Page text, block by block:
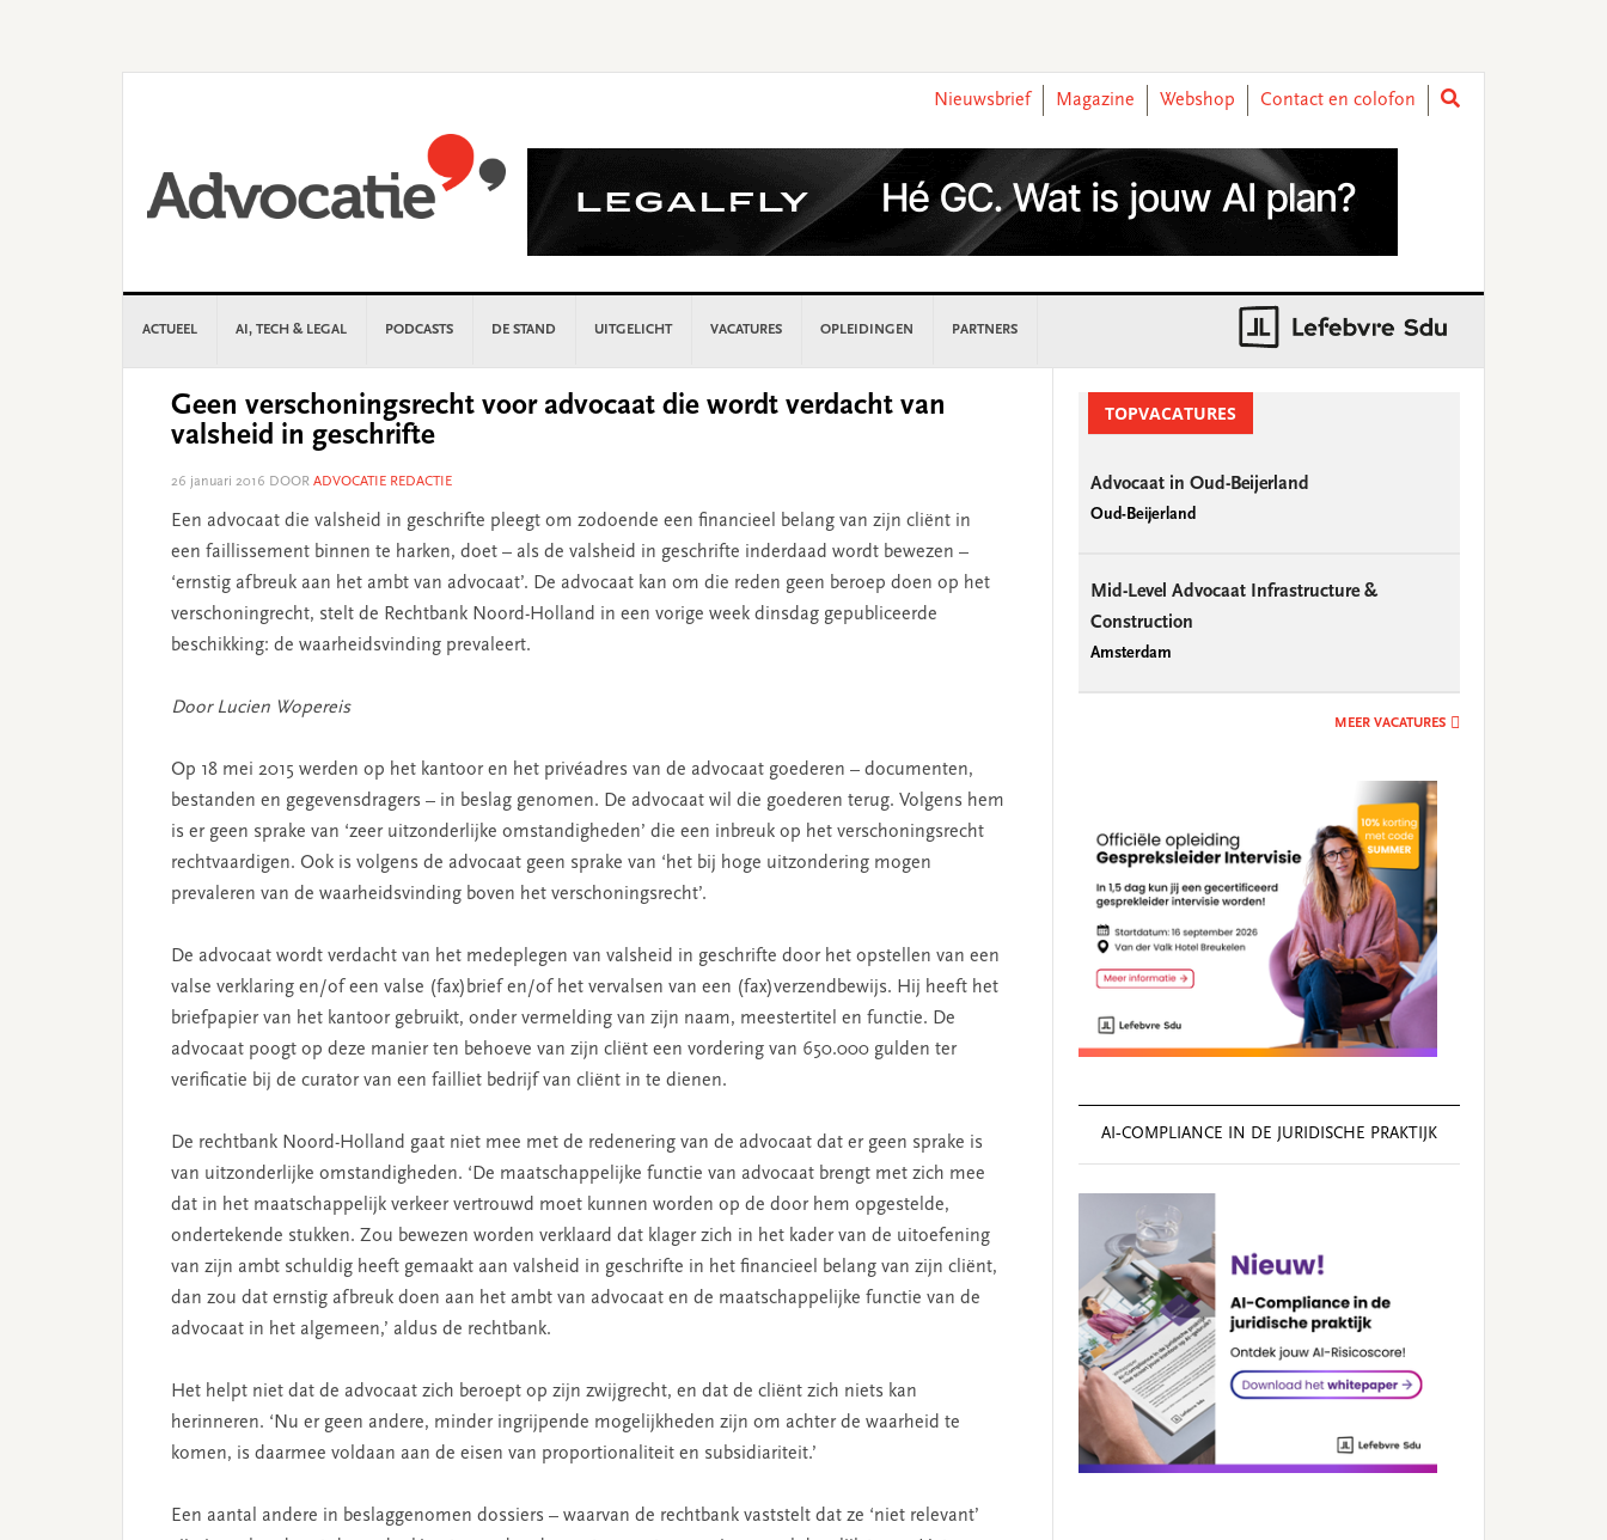
Nieuwsbrief
Magazine Webshop Contact en colofon
ACTUEEL AI, TECH & LEGAL PODCASTS DE STAND UITGELICHT VACATURES OPLEIDINGEN PARTNERS
Geen verschoningsrecht voor advocaat die wordt verdacht van
valsheid in geschrifte
26 januari 2016 DOOR ADVOCATIE REDACTIE
Een advocaat die valsheid in geschrifte pleegt om zodoende een financieel belang van zijn cliënt in
een faillissement binnen te harken, doet – als de valsheid in geschrifte inderdaad wordt bewezen –
‘ernstig afbreuk aan het ambt van advocaat’. De advocaat kan om die reden geen beroep doen op het
verschoningrecht, stelt de Rechtbank Noord-Holland in een vorige week dinsdag gepubliceerde
beschikking: de waarheidsvinding prevaleert.
Door Lucien Wopereis
Op 18 mei 2015 werden op het kantoor en het privéadres van de advocaat goederen – documenten,
bestanden en gegevensdragers – in beslag genomen. De advocaat wil die goederen terug. Volgens hem
is er geen sprake van ‘zeer uitzonderlijke omstandigheden’ die een inbreuk op het verschoningsrecht
rechtvaardigen. Ook is volgens de advocaat geen sprake van ‘het bij hoge uitzondering mogen
prevaleren van de waarheidsvinding boven het verschoningsrecht’.
De advocaat wordt verdacht van het medeplegen van valsheid in geschrifte door het opstellen van een
valse verklaring en/of een valse (fax)brief en/of het vervalsen van een (fax)verzendbewijs. Hij heeft het
briefpapier van het kantoor gebruikt, onder vermelding van zijn naam, meestertitel en functie. De
advocaat poogt op deze manier ten behoeve van zijn cliënt een vordering van 650.000 gulden ter
verificatie bij de curator van een failliet bedrijf van cliënt in te dienen.
De rechtbank Noord-Holland gaat niet mee met de redenering van de advocaat dat er geen sprake is
van uitzonderlijke omstandigheden. ‘De maatschappelijke functie van advocaat brengt met zich mee
dat in het maatschappelijk verkeer vertrouwd moet kunnen worden op de door hem opgestelde,
ondertekende stukken. Zou bewezen worden verklaard dat klager zich in het kader van de uitoefening
van zijn ambt schuldig heeft gemaakt aan valsheid in geschrifte in het financieel belang van zijn cliënt,
dan zou dat ernstig afbreuk doen aan het ambt van advocaat en de maatschappelijke functie van de
advocaat in het algemeen,’ aldus de rechtbank.
Het helpt niet dat de advocaat zich beroept op zijn zwijgrecht, en dat de cliënt zich niets kan
herinneren. ‘Nu er geen andere, minder ingrijpende mogelijkheden zijn om achter de waarheid te
komen, is daarmee voldaan aan de eisen van proportionaliteit en subsidiariteit.’
Een aantal andere in beslaggenomen dossiers – waarvan de rechtbank vaststelt dat ze ‘niet relevant’
SidebarTOPVACATURES
Advocaat in Oud-Beijerland
Oud-Beijerland
Mid-Level Advocaat Infrastructure &
Construction
Amsterdam
MEER VACATURES
AI‑COMPLIANCE IN DE JURIDISCHE PRAKTIJK